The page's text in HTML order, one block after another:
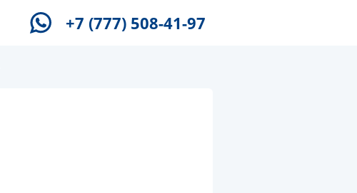
+7 (777) 508-41-97